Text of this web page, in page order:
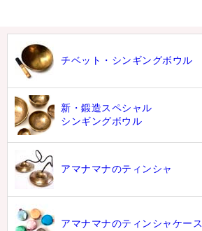
チベット・シンギングボウル
新・鍛造スペシャル
シンギングボウル
アマナマナのティンシャ
アマナマナのティンシャケース